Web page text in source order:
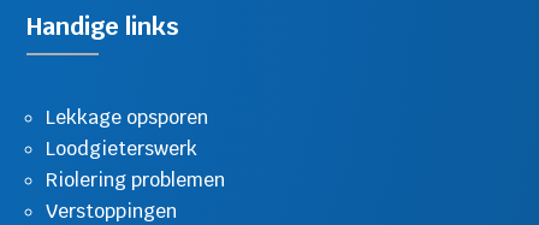
Handige links
Lekkage opsporen
Loodgieterswerk
Riolering problemen
Verstoppingen